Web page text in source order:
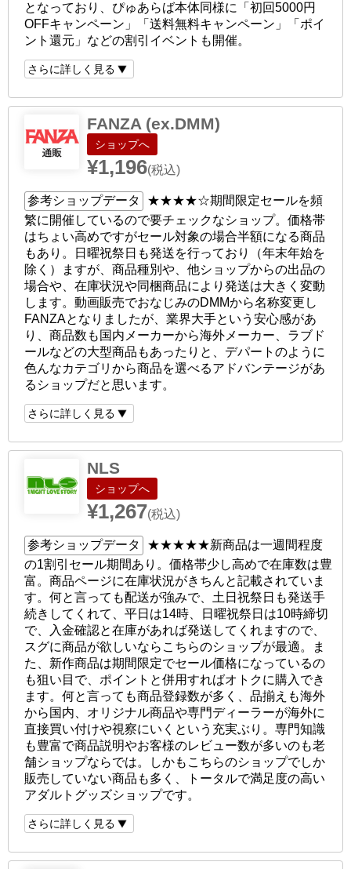
となっており、ぴゅあらば本体同様に「初回5000円
OFFキャンペーン」「送料無料キャンペーン」「ポイ
ント還元」などの割引イベントも開催。
さらに詳しく見る
FANZA (ex.DMM)
ショップへ
¥1,196(税込)
参考ショップデータ ★★★★☆期間限定セールを頻
繁に開催しているので要チェックなショップ。価格帯
はちょい高めですがセール対象の場合半額になる商品
もあり。日曜祝祭日も発送を行っており（年末年始を
除く）ますが、商品種別や、他ショップからの出品の
場合や、在庫状況や同梱商品により発送は大きく変動
します。動画販売でおなじみのDMMから名称変更し
FANZAとなりましたが、業界大手という安心感があ
り、商品数も国内メーカーから海外メーカー、ラブド
ールなどの大型商品もあったりと、デパートのように
色んなカテゴリから商品を選べるアドバンテージがあ
るショップだと思います。
さらに詳しく見る
NLS
ショップへ
¥1,267(税込)
参考ショップデータ ★★★★★新商品は一週間程度
の1割引セール期間あり。価格帯少し高めで在庫数は豊
富。商品ページに在庫状況がきちんと記載されていま
す。何と言っても配送が強みで、土日祝祭日も発送手
続きしてくれて、平日は14時、日曜祝祭日は10時締切
で、入金確認と在庫があれば発送してくれますので、
スグに商品が欲しいならこちらのショップが最適。ま
た、新作商品は期間限定でセール価格になっているの
も狙い目で、ポイントと併用すればオトクに購入でき
ます。何と言っても商品登録数が多く、品揃えも海外
から国内、オリジナル商品や専門ディーラーが海外に
直接買い付けや視察にいくという充実ぶり。専門知識
も豊富で商品説明やお客様のレビュー数が多いのも老
舗ショップならでは。しかもこちらのショップでしか
販売していない商品も多く、トータルで満足度の高い
アダルトグッズショップです。
さらに詳しく見る